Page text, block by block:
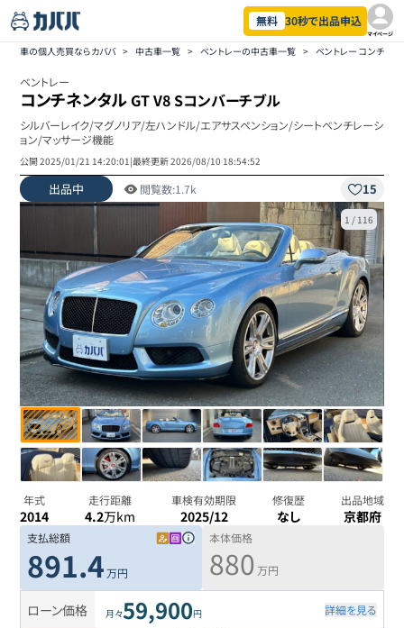
無料 30秒で出品申込
マイページ
車の個人売買ならカババ > 中古車一覧 > ベントレーの中古車一覧 > ベントレー コンチネ
ベントレー
コンチネンタルGT V8 Sコンバーチブル
シルバーレイク/マグノリア/左ハンドル/エアサスペンション/シートベンチレーシ
ョン/マッサージ機能
公開2025/01/21 14:20:01|最終更新2026/08/10 18:54:52
出品中 閲覧数:1.7k 15
1 / 116
年式
2014
走行距離
4.2万km
車検有効期限
2025/12
修復歴
なし
出品地域
京都府
支払総額
891.4 万円
本体価格
880 万円
ローン価格 月々59,900円 詳細を見る